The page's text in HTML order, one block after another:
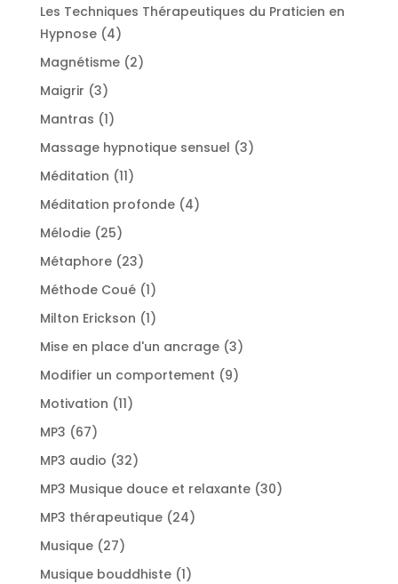
produit
Les Techniques Thérapeutiques du Praticien en
Hypnose 44
produits
Magnétisme 22
Maigrir 33
produits
Mantras 11
produit
Massage hypnotique sensuel 33
Méditation 1111
produits
Méditation profonde 44
Mélodie 2525
produits
Métaphore 2323
produits
Méthode Coué 11
produit
Milton Erickson 11
Mise en place d'un ancrage 33
produits
Modifier un comportement 99
Motivation 1111
MP3 6767
produits
MP3 audio 3232
produits
MP3 Musique douce et relaxante 3030
MP3 thérapeutique 2424
Musique 2727
produits
Musique bouddhiste 11